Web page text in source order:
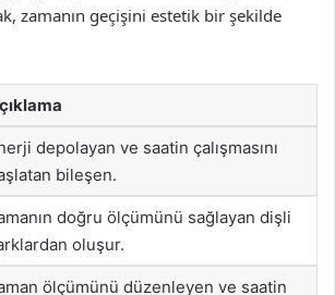
zamanın geçişini estetik bir şekilde
depolayan ve saatin çalışmasını
bileşen.
doğru ölçümünü sağlayan dişli
oluşur.
ölçümünü düzenleyen ve saatin